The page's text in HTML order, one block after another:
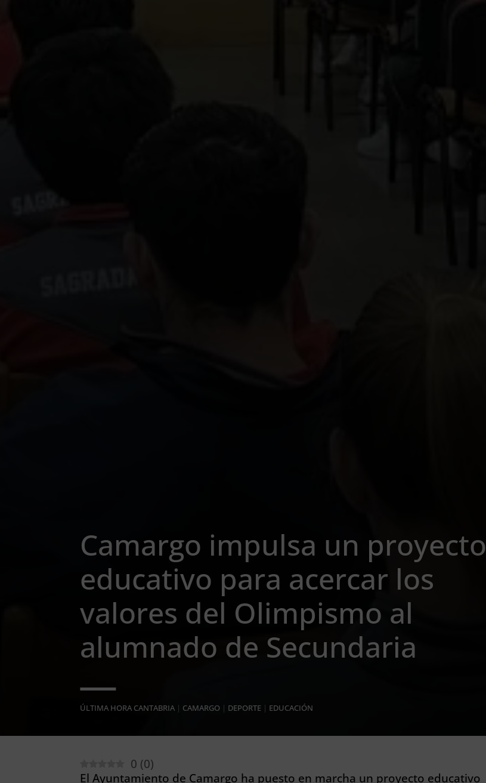
Camargo impulsa un proyecto
educativo para acercar los
valores del Olimpismo al
alumnado de Secundaria
ÚLTIMA HORA CANTABRIA | CAMARGO | DEPORTE | EDUCACIÓN
0 (0)
El Ayuntamiento de Camargo ha puesto en marcha un proyecto educativo